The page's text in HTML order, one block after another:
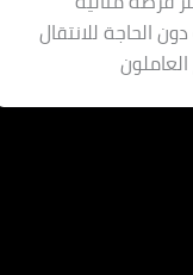
الحاجة للانتقال